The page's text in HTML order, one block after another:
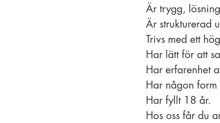
Är trygg,
Är strukturerad
Trivs med ett
Har lätt för att
Har erfarenhet
Har någon
Har fyllt 18 år.
Hos oss får du